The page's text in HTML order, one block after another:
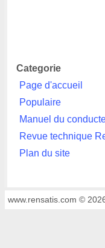
Categorie
Page d'accueil
Populaire
Manuel du
Revue technique
Plan du site
www.rensatis.com ©